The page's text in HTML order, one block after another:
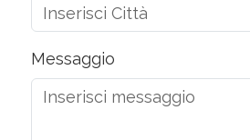
Messaggio